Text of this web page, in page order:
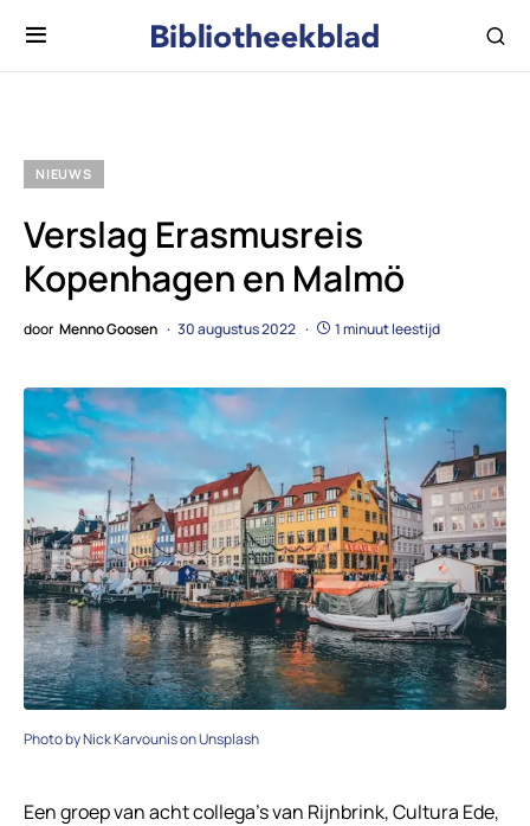
NIEUWS
Verslag Erasmusreis
Kopenhagen en Malmö
door Menno Goosen 30 augustus 2022 1 minuut leestijd
Photo by Nick Karvounis on Unsplash
Een groep van acht collega’s van Rijnbrink, Cultura Ede,